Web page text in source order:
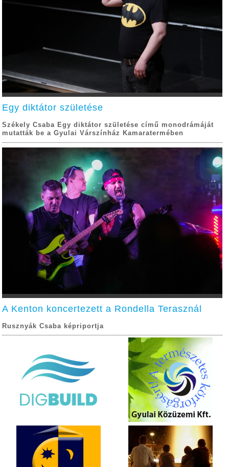
Egy diktátor születése
Székely Csaba Egy diktátor születése című monodrámáját
mutatták be a Gyulai Várszínház Kamaratermében
A Kenton koncertezett a Rondella Terasznál
Rusznyák Csaba képriportja